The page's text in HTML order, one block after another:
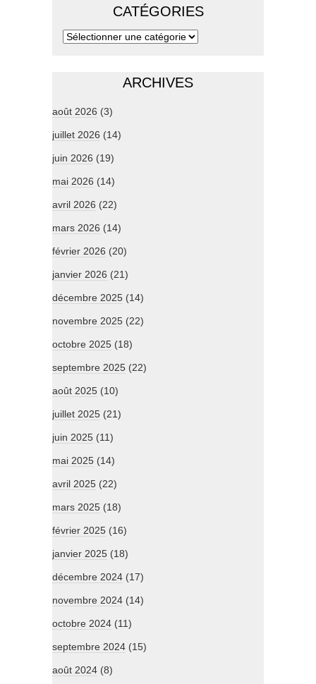
CATÉGORIES
ARCHIVES
août 2026 (3)
juillet 2026 (14)
juin 2026 (19)
mai 2026 (14)
avril 2026 (22)
mars 2026 (14)
février 2026 (20)
janvier 2026 (21)
décembre 2025 (14)
novembre 2025 (22)
octobre 2025 (18)
septembre 2025 (22)
août 2025 (10)
juillet 2025 (21)
juin 2025 (11)
mai 2025 (14)
avril 2025 (22)
mars 2025 (18)
février 2025 (16)
janvier 2025 (18)
décembre 2024 (17)
novembre 2024 (14)
octobre 2024 (11)
septembre 2024 (15)
août 2024 (8)